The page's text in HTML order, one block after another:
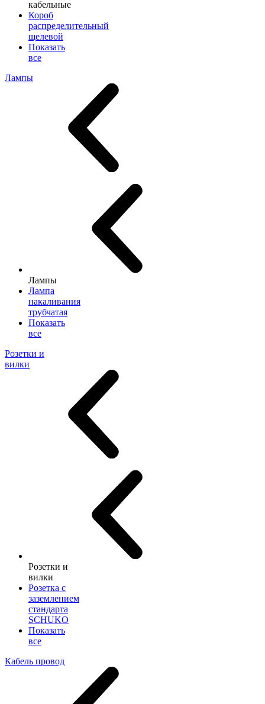
кабельные
Короб
распределительный
щелевой
Показать
все
Лампы
Лампы
Лампа
накаливания
трубчатая
Показать
все
Розетки и
вилки
Розетки и
вилки
Розетка с
заземлением
стандарта
SCHUKO
Показать
все
Кабель провод